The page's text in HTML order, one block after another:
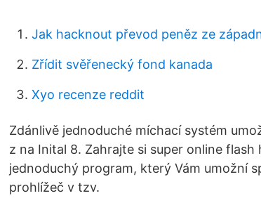
Jak hacknout převod peněz ze
Zřídit svěřenecký fond kanada
Xyo recenze reddit
Zdánlivě jednoduché míchací systém
z na Inital 8. Zahrajte si super online
jednoduchý program, který Vám umožní
prohlížeč v tzv.